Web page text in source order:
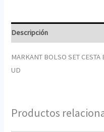
Descripción
MARKANT BOLSO SET
UD
Productos